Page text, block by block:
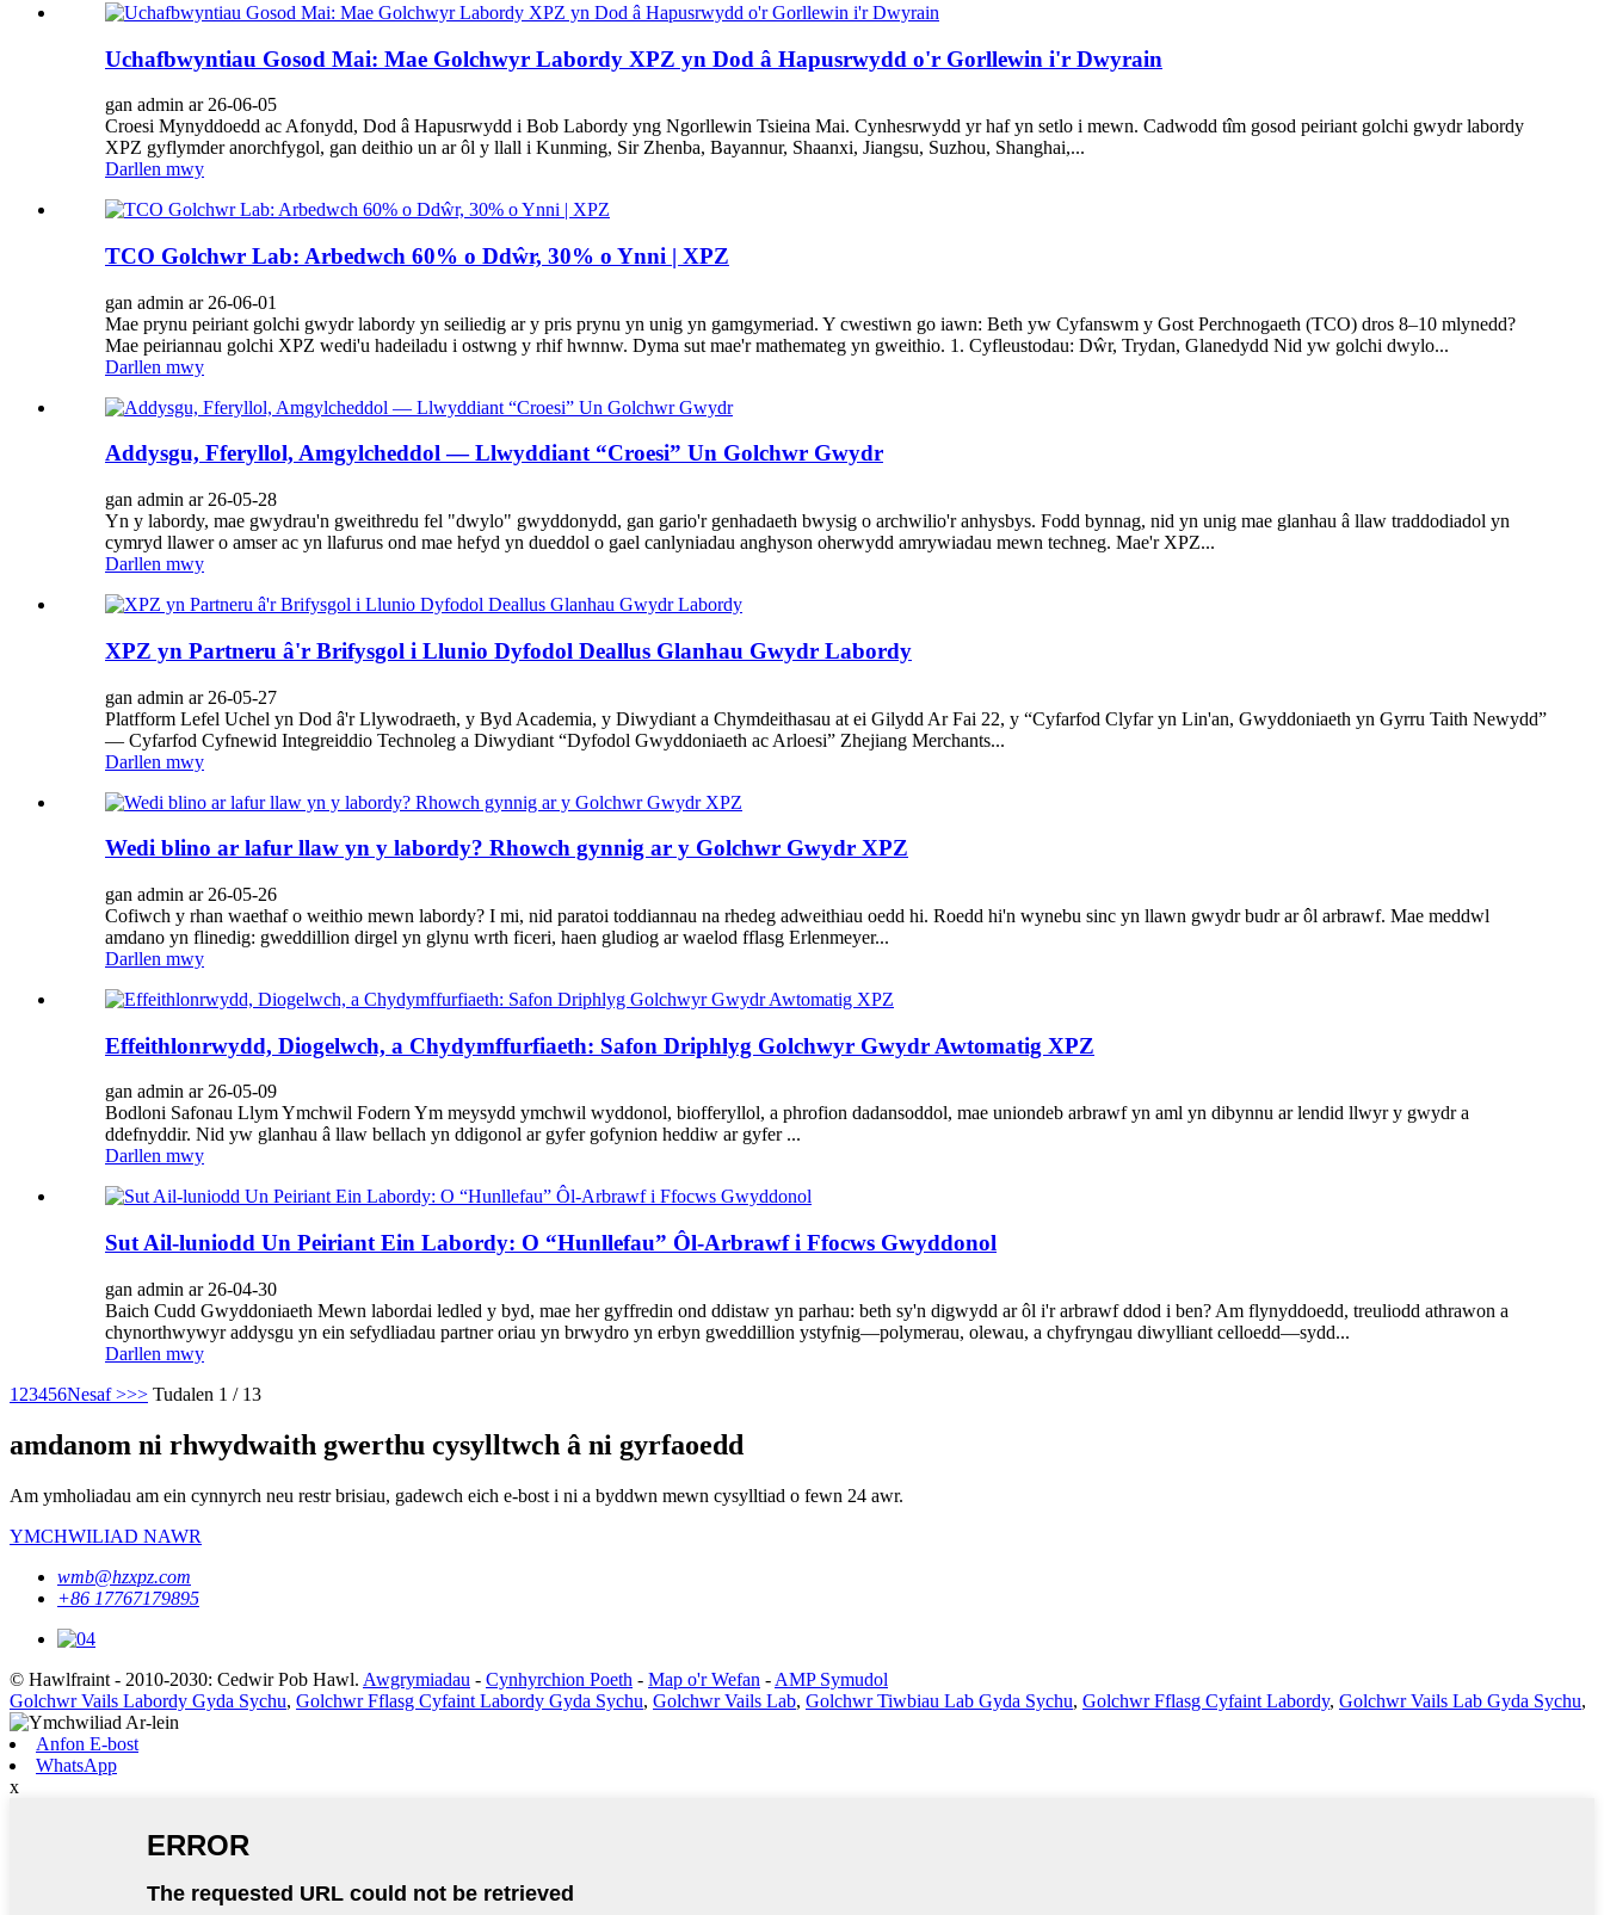
Uchafbwyntiau Gosod Mai: Mae Golchwyr Labordy XPZ yn Dod â Hapusrwydd o'r Gorllewin i'r Dwyrain
gan admin ar 26-06-05
Croesi Mynyddoedd ac Afonydd, Dod â Hapusrwydd i Bob Labordy yng Ngorllewin Tsieina Mai. Cynhesrwydd yr haf yn setlo i mewn. Cadwodd tîm gosod peiriant golchi gwydr labordy
XPZ gyflymder anorchfygol, gan deithio un ar ôl y llall i Kunming, Sir Zhenba, Bayannur, Shaanxi, Jiangsu, Suzhou, Shanghai,...
Darllen mwy
TCO Golchwr Lab: Arbedwch 60% o Ddŵr, 30% o Ynni | XPZ
gan admin ar 26-06-01
Mae prynu peiriant golchi gwydr labordy yn seiliedig ar y pris prynu yn unig yn gamgymeriad. Y cwestiwn go iawn: Beth yw Cyfanswm y Gost Perchnogaeth (TCO) dros 8–10 mlynedd?
Mae peiriannau golchi XPZ wedi'u hadeiladu i ostwng y rhif hwnnw. Dyma sut mae'r mathemateg yn gweithio. 1. Cyfleustodau: Dŵr, Trydan, Glanedydd Nid yw golchi dwylo...
Darllen mwy
Addysgu, Fferyllol, Amgylcheddol — Llwyddiant “Croesi” Un Golchwr Gwydr
gan admin ar 26-05-28
Yn y labordy, mae gwydrau'n gweithredu fel "dwylo" gwyddonydd, gan gario'r genhadaeth bwysig o archwilio'r anhysbys. Fodd bynnag, nid yn unig mae glanhau â llaw traddodiadol yn
cymryd llawer o amser ac yn llafurus ond mae hefyd yn dueddol o gael canlyniadau anghyson oherwydd amrywiadau mewn techneg. Mae'r XPZ...
Darllen mwy
XPZ yn Partneru â'r Brifysgol i Llunio Dyfodol Deallus Glanhau Gwydr Labordy
gan admin ar 26-05-27
Platfform Lefel Uchel yn Dod â'r Llywodraeth, y Byd Academia, y Diwydiant a Chymdeithasau at ei Gilydd Ar Fai 22, y “Cyfarfod Clyfar yn Lin'an, Gwyddoniaeth yn Gyrru Taith Newydd”
— Cyfarfod Cyfnewid Integreiddio Technoleg a Diwydiant “Dyfodol Gwyddoniaeth ac Arloesi” Zhejiang Merchants...
Darllen mwy
Wedi blino ar lafur llaw yn y labordy? Rhowch gynnig ar y Golchwr Gwydr XPZ
gan admin ar 26-05-26
Cofiwch y rhan waethaf o weithio mewn labordy? I mi, nid paratoi toddiannau na rhedeg adweithiau oedd hi. Roedd hi'n wynebu sinc yn llawn gwydr budr ar ôl arbrawf. Mae meddwl
amdano yn flinedig: gweddillion dirgel yn glynu wrth ficeri, haen gludiog ar waelod fflasg Erlenmeyer...
Darllen mwy
Effeithlonrwydd, Diogelwch, a Chydymffurfiaeth: Safon Driphlyg Golchwyr Gwydr Awtomatig XPZ
gan admin ar 26-05-09
Bodloni Safonau Llym Ymchwil Fodern Ym meysydd ymchwil wyddonol, biofferyllol, a phrofion dadansoddol, mae uniondeb arbrawf yn aml yn dibynnu ar lendid llwyr y gwydr a
ddefnyddir. Nid yw glanhau â llaw bellach yn ddigonol ar gyfer gofynion heddiw ar gyfer ...
Darllen mwy
Sut Ail-luniodd Un Peiriant Ein Labordy: O “Hunllefau” Ôl-Arbrawf i Ffocws Gwyddonol
gan admin ar 26-04-30
Baich Cudd Gwyddoniaeth Mewn labordai ledled y byd, mae her gyffredin ond ddistaw yn parhau: beth sy'n digwydd ar ôl i'r arbrawf ddod i ben? Am flynyddoedd, treuliodd athrawon a
chynorthwywyr addysgu yn ein sefydliadau partner oriau yn brwydro yn erbyn gweddillion ystyfnig—polymerau, olewau, a chyfryngau diwylliant celloedd—sydd...
Darllen mwy
1 23456Nesaf >>> Tudalen 1 / 13
amdanom ni rhwydwaith gwerthu cysylltwch â ni gyrfaoedd
Am ymholiadau am ein cynnyrch neu restr brisiau, gadewch eich e-bost i ni a byddwn mewn cysylltiad o fewn 24 awr.
YMCHWILIAD NAWR
wmb@hzxpz.com
+86 17767179895
© Hawlfraint - 2010-2030: Cedwir Pob Hawl. Awgrymiadau - Cynhyrchion Poeth - Map o'r Wefan - AMP Symudol
Golchwr Vails Labordy Gyda Sychu, Golchwr Fflasg Cyfaint Labordy Gyda Sychu, Golchwr Vails Lab, Golchwr Tiwbiau Lab Gyda Sychu, Golchwr Fflasg Cyfaint Labordy, Golchwr Vails Lab Gyda Sychu,
Anfon E-bost
WhatsApp
x